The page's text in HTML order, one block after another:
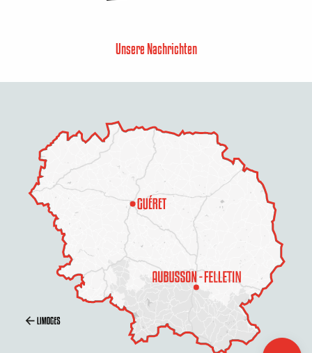
Beschreibung
Preise
Per E-Mail
kontaktieren
Unsere Nachrichten